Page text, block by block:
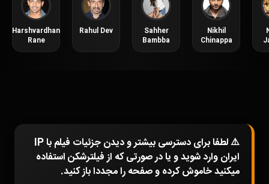
Harshvardhan
Rane
Rahul Dev
Sahher
Bambba
Nikhil
Chinappa
⚠️ لطفا برای دسترسی بیشتر و دیدن جزئیات فیلم با IP
ایران وارد شوید و یا در صورتی که از فیلترشکن استفاده
میکنید خاموش کرده و صفحه را مجددا باز کنید.